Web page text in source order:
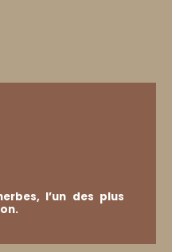
l’un des plus